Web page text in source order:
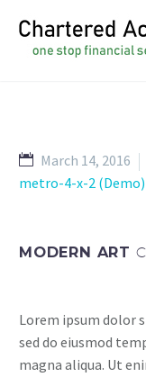
March 14, 2016
metro-4-x-2 (Demo)
MODERN ART
Lorem ipsum dolor
sed do eiusmod
magna aliqua. Ut